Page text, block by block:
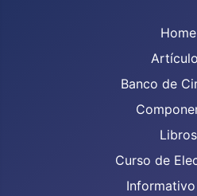
Home
Banco de
Libros
Curso de
Informativo